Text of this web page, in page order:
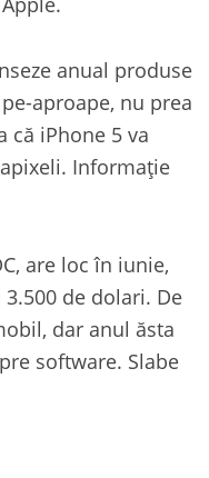
anual produse
aproape, nu prea
că iPhone 5 va
Informație
are loc în iunie,
de dolari. De
dar anul ăsta
software. Slabe